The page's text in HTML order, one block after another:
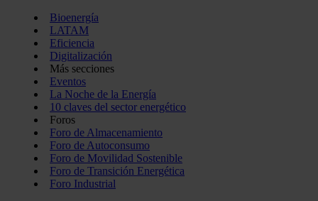
Bioenergía
LATAM
Eficiencia
Digitalización
Más secciones
Eventos
La Noche de la Energía
10 claves del sector energético
Foros
Foro de Almacenamiento
Foro de Autoconsumo
Foro de Movilidad Sostenible
Foro de Transición Energética
Foro Industrial